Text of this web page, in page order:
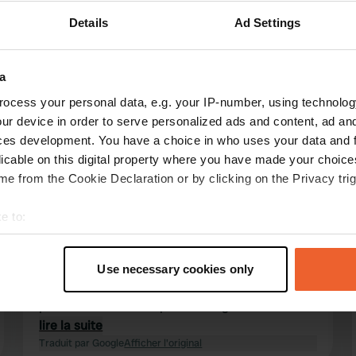
Details Ad Settings
your personal data, e.g. your IP-number, using
device in order to serve personalized ads and content, ad
development. You have a choice in who uses your data and
on this digital property where you have made your
from the Cookie Declaration or by clicking on the Privacy
to:
geographical location which can be accurate to within
personal data is processed and set your preferences in the
content and ads, to provide social media features and to
site with our social media, advertising and analytics
Use necessary cookies only
avis
Vrijheidvoor2
Joli camping avec une vue magnifique depuis la
piscine. Bas et Domenica sont très accueillants.
L'emplacement isolé et la route (en partie)
goudronnée qui y mène peuvent poser
fortes dénivellations.
lire la suite
Traduit par GoogleAfficher l'original